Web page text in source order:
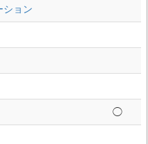
ション
◯